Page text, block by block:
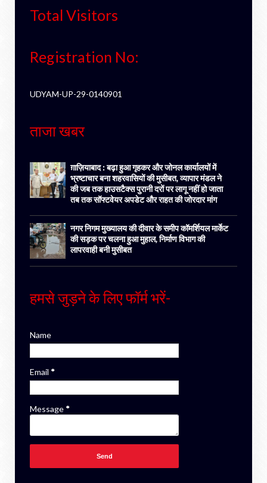
Total Visitors
Registration No:
UDYAM-UP-29-0140901
ताजा खबर
ग़ाज़ियाबाद : बढ़ा हुआ गृहकर और जोनल कार्यालयों में
भ्रष्टाचार बना शहरवासियों की मुसीबत, व्यापार मंडल ने
की जब तक हाउसटैक्स पुरानी दरों पर लागू नहीं हो जाता
तब तक सॉफ्टवेयर अपडेट और राहत की जोरदार मांग
नगर निगम मुख्यालय की दीवार के समीप कॉमर्शियल मार्केट
की सड़क पर चलना हुआ मुहाल, निर्माण विभाग की
लापरवाही बनी मुसीबत
हमसे जुड़ने के लिए फॉर्म भरें-
Name
Email *
Message *